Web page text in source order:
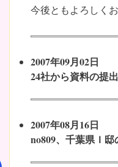
今後ともよろしく
2007年09月02日
24社から資料の提
2007年08月16日
no809、千葉県Ｉ邸